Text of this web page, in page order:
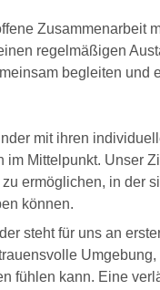
Zusammenarbeit
regelmäßigen
begleiten und
mit ihren
im Mittelpunkt. Unser
ermöglichen, in der
können.
steht für uns an
fühlen kann. Eine